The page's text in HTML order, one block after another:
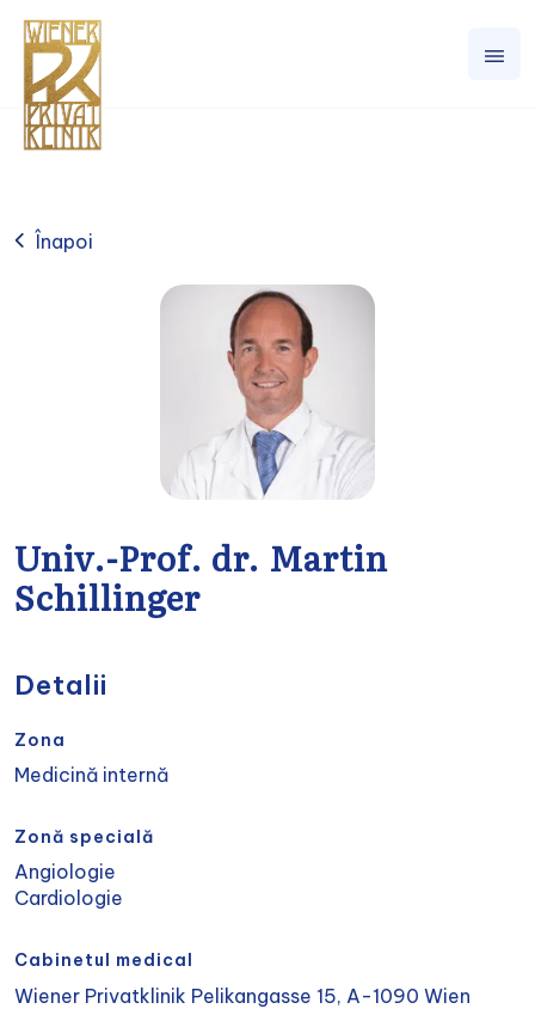
Înapoi
Univ.-Prof. dr. Martin
Schillinger
Detalii
Zona
Medicină internă
Zonă specială
Angiologie
Cardiologie
Cabinetul medical
Wiener Privatklinik Pelikangasse 15, A-1090 Wien